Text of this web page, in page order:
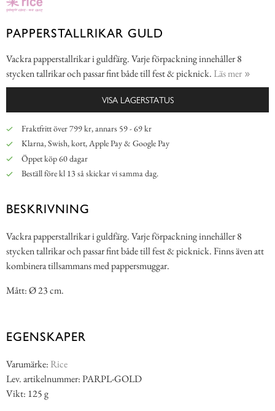
PAPPERSTALLRIKAR GULD
Vackra papperstallrikar i guldfärg. Varje förpackning innehåller 8
stycken tallrikar och passar fint både till fest & picknick. Läs mer
VISA LAGERSTATUS
Fraktfritt över 799 kr, annars 59 - 69 kr
Klarna, Swish, kort, Apple Pay & Google Pay
Öppet köp 60 dagar
Beställ före kl 13 så skickar vi samma dag.
BESKRIVNING
Vackra papperstallrikar i guldfärg. Varje förpackning innehåller 8
stycken tallrikar och passar fint både till fest & picknick. Finns även att
kombinera tillsammans med pappersmuggar.
Mått: Ø 23 cm.
EGENSKAPER
Varumärke: Rice
Lev. artikelnummer: PARPL-GOLD
Vikt: 125 g